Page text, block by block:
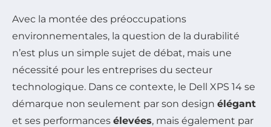
Avec la montée des préoccupations
environnementales, la question de la durabilité
n’est plus un simple sujet de débat, mais une
nécessité pour les entreprises du secteur
technologique. Dans ce contexte, le Dell XPS 14 se
démarque non seulement par son design élégant
et ses performances élevées, mais également par